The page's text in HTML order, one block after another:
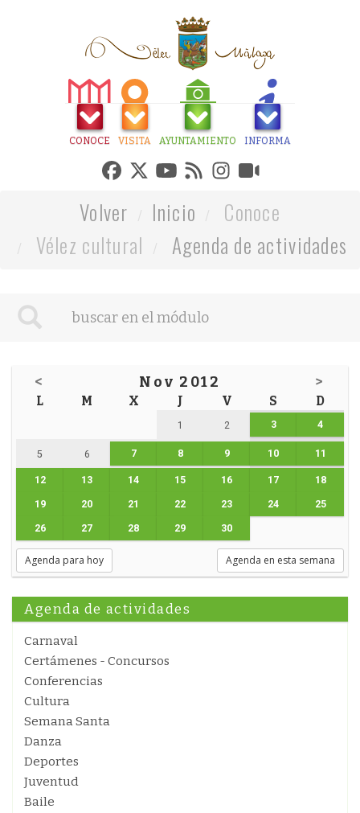
CONOCE VISITA AYUNTAMIENTO INFORMA
Volver Inicio
Conoce
Vélez cultural
Agenda de actividades
< Nov 2012 >
L M X J V S D
1 2 3 4
5 6 7 8 9 10 11
12 13 14 15 16 17 18
19 20 21 22 23 24 25
26 27 28 29 30
Agenda para hoy Agenda en esta semana
Agenda de actividades
Carnaval
Certámenes - Concursos
Conferencias
Cultura
Semana Santa
Danza
Deportes
Juventud
Baile